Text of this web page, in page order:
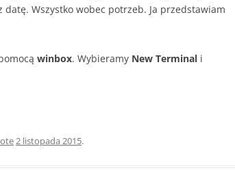
Wszystko wobec potrzeb. Ja przedstawiam
winbox. Wybieramy New Terminal i
2 listopada 2015.